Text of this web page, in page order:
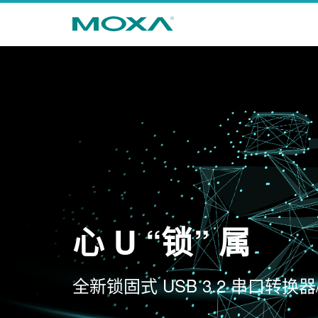
心 U “锁” 属
全新锁固式 USB 3.2 串口转换